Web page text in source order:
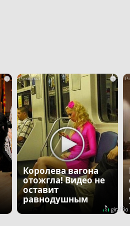
i i
Королева вагона
отожгла! Видео не
оставит
равнодушным